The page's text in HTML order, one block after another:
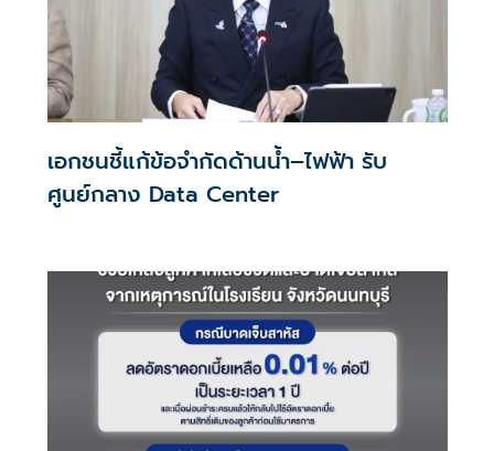
เอกชนชี้แก้ข้อจำกัดด้านน้ำ–ไฟฟ้า รับ
ศูนย์กลาง Data Center